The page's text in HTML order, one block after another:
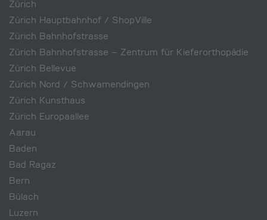
Zürich
Zürich Hauptbahnhof / ShopVille
Zürich Bahnhofstrasse
Zürich Bahnhofstrasse – Zentrum für Kieferorthopädie
Zürich Bellevue
Zürich Nord / Schwamendingen
Zürich Kunsthaus
Zürich Europaallee
Aarau
Baden
Bad Ragaz
Bern
Bülach
Luzern